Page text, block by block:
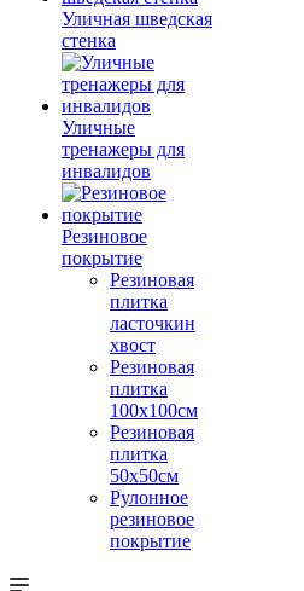
Уличная шведская
стенка
Уличные
тренажеры для
инвалидов
Резиновое
покрытие
Резиновая
плитка
ласточкин
хвост
Резиновая
плитка
100х100см
Резиновая
плитка
50х50см
Рулонное
резиновое
покрытие